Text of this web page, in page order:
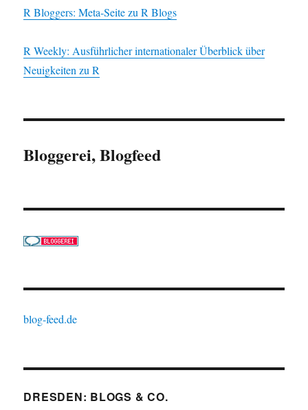
R Bloggers: Meta-Seite zu R Blogs
R Weekly: Ausführlicher internationaler Überblick über
Neuigkeiten zu R
Bloggerei, Blogfeed
blog-feed.de
DRESDEN: BLOGS & CO.